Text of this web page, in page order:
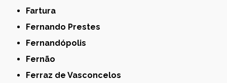
Fartura
Fernando Prestes
Fernandópolis
Fernão
Ferraz de Vasconcelos